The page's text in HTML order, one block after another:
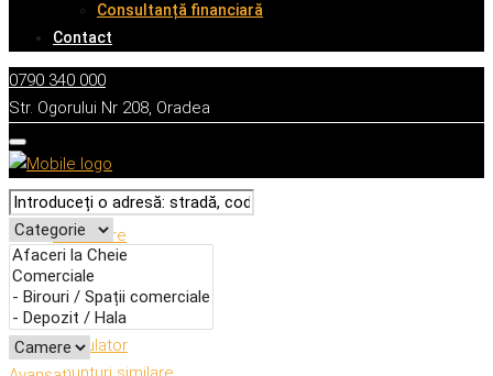
Consultanță financiară
Contact
0790 340 000
Str. Ogorului Nr 208, Oradea
Descriere
Caracteristici
Adresă
Detalii
Calculator